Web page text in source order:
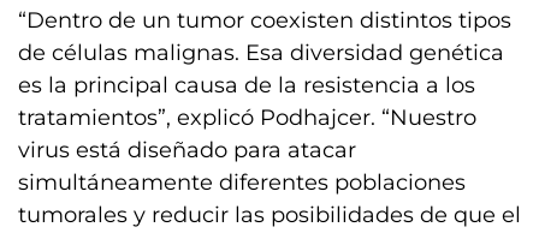
“Dentro de un tumor coexisten distintos tipos
de células malignas. Esa diversidad genética
es la principal causa de la resistencia a los
tratamientos”, explicó Podhajcer. “Nuestro
virus está diseñado para atacar
simultáneamente diferentes poblaciones
tumorales y reducir las posibilidades de que el